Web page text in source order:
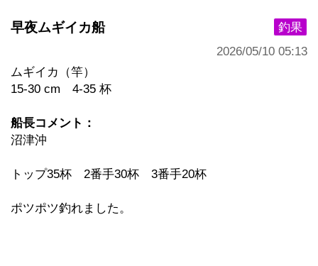
釣果
早夜ムギイカ船
2026/05/10 05:13
ムギイカ（竿）
15-30 cm 4-35 杯
船長コメント：
沼津沖
トップ35杯 2番手30杯 3番手20杯
ポツポツ釣れました。